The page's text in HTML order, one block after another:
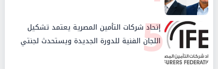
البنك
5
إتحاد شركات التأمين المصرية يعتمد تشكيل
اللجان الفنية للدورة الجديدة ويستحدث لجنتي
الأمن السيبراني والإستثمار والإدخار